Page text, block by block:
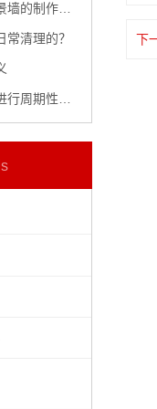
作意义吗？
清理的？
期性维护？
下